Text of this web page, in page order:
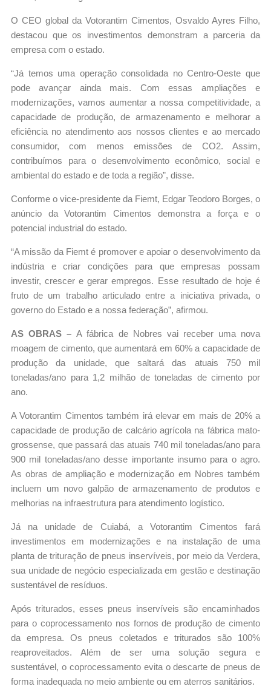
O CEO global da Votorantim Cimentos, Osvaldo Ayres Filho,
destacou que os investimentos demonstram a parceria da
empresa com o estado.
“Já temos uma operação consolidada no Centro-Oeste que
pode avançar ainda mais. Com essas ampliações e
modernizações, vamos aumentar a nossa competitividade, a
capacidade de produção, de armazenamento e melhorar a
eficiência no atendimento aos nossos clientes e ao mercado
consumidor, com menos emissões de CO2. Assim,
contribuímos para o desenvolvimento econômico, social e
ambiental do estado e de toda a região”, disse.
Conforme o vice-presidente da Fiemt, Edgar Teodoro Borges, o
anúncio da Votorantim Cimentos demonstra a força e o
potencial industrial do estado.
“A missão da Fiemt é promover e apoiar o desenvolvimento da
indústria e criar condições para que empresas possam
investir, crescer e gerar empregos. Esse resultado de hoje é
fruto de um trabalho articulado entre a iniciativa privada, o
governo do Estado e a nossa federação”, afirmou.
AS OBRAS –A fábrica de Nobres vai receber uma nova
moagem de cimento, que aumentará em 60% a capacidade de
produção da unidade, que saltará das atuais 750 mil
toneladas/ano para 1,2 milhão de toneladas de cimento por
ano.
A Votorantim Cimentos também irá elevar em mais de 20% a
capacidade de produção de calcário agrícola na fábrica mato-
grossense, que passará das atuais 740 mil toneladas/ano para
900 mil toneladas/ano desse importante insumo para o agro.
As obras de ampliação e modernização em Nobres também
incluem um novo galpão de armazenamento de produtos e
melhorias na infraestrutura para atendimento logístico.
Já na unidade de Cuiabá, a Votorantim Cimentos fará
investimentos em modernizações e na instalação de uma
planta de trituração de pneus inservíveis, por meio da Verdera,
sua unidade de negócio especializada em gestão e destinação
sustentável de resíduos.
Após triturados, esses pneus inservíveis são encaminhados
para o coprocessamento nos fornos de produção de cimento
da empresa. Os pneus coletados e triturados são 100%
reaproveitados. Além de ser uma solução segura e
sustentável, o coprocessamento evita o descarte de pneus de
forma inadequada no meio ambiente ou em aterros sanitários.